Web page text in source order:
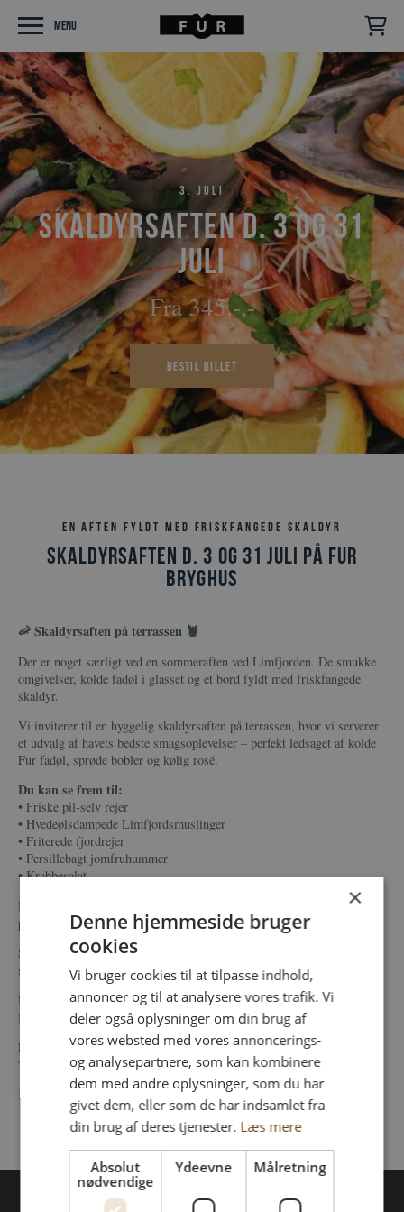
Menu
Se åbningstider
Følg os
3. juli
Skaldyrsaften d. 3 og 31
juli
Fra 345,-,-
Bestil billet
En aften fyldt med friskfangede skaldyr
Skaldyrsaften d. 3 og 31 juli på Fur
Bryghus
🦐 Skaldyrsaften på terrassen 🦞
Der er noget særligt ved en sommeraften ved Limfjorden. De smukke
omgivelser, kolde fadøl i glasset og et bord fyldt med friskfangede
skaldyr.
Vi inviterer til en hyggelig skaldyrsaften på terrassen, hvor vi serverer
et udvalg af havets bedste smagsoplevelser – perfekt ledsaget af kolde
Fur fadøl, sprøde bobler og kølig rosé.
Du kan se frem til:
• Friske pil-selv rejer
• Hvedeølsdampede Limfjordsmuslinger
• Friterede fjordrejer
• Persillebagt jomfruhummer
• Krabbesalat
Det hele serveres med confiteret hvidløgscreme, artiskokcreme,
purløgsmayo, marineret salat og hjemmebagt surdejsbrød.
Saml vennerne, familien eller din bedre halvdel og nyd en aften med
smagen af sommer på Fur.
Bordbestilling nødvendig
Book på www.furbryghus.dk eller reservation@furbryghus.dk
Pris pr. person kr. 345,-
Tilkøb 3 timers fri øl- og vinbar kr. 325,-
📅 Begrænset antal pladser – vi anbefaler reservation i god tid.
×
Denne hjemmeside bruger
cookies
Vi bruger cookies til at tilpasse indhold,
annoncer og til at analysere vores trafik. Vi
deler også oplysninger om din brug af
vores websted med vores annoncerings-
og analysepartnere, som kan kombinere
dem med andre oplysninger, som du har
givet dem, eller som de har indsamlet fra
din brug af deres tjenester. Læs mere
Absolut
nødvendige
Ydeevne Målretning